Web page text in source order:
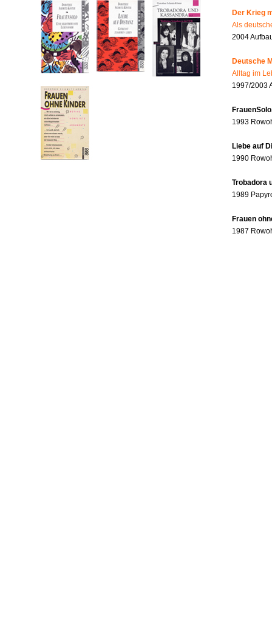
Der Krieg
Als
2004
Deutsche
Alltag im
1997/2003
1993
Liebe auf
1990
Trobadora
1989
Frauen
1987